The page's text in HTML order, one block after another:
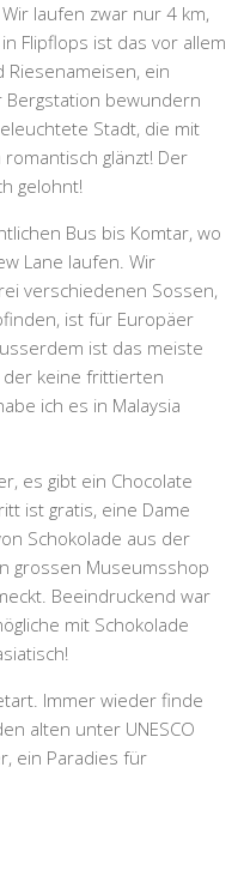
laufen zwar nur 4 km,
Flipflops ist das vor allem
Riesenameisen, ein
Bergstation bewundern
Stadt, die mit
glänzt! Der
gelohnt!
Bus bis Komtar, wo
Lane laufen. Wir
verschiedenen Sossen,
ist für Europäer
ist das meiste
der keine frittierten
ich es in Malaysia
es gibt ein Chocolate
ist gratis, eine Dame
Schokolade aus der
grossen Museumsshop
Beeindruckend war
mit Schokolade
Immer wieder finde
alten unter UNESCO
ein Paradies für